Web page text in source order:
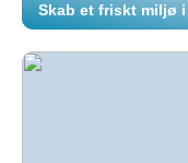
Skab et friskt miljø